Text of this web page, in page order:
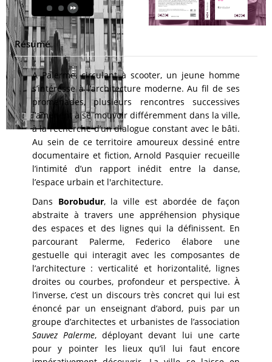
Résumé
A Palerme, circulant à scooter, un jeune homme
s’intéresse à l’architecture moderne. Au fil de ses
promenades, plusieurs rencontres successives
l’amènent à se mouvoir différemment dans la ville,
à la recherche d’un dialogue constant avec le bâti.
Au sein de ce territoire amoureux dessiné entre
documentaire et fiction, Arnold Pasquier recueille
l’intimité d’un rapport inédit entre la danse,
l’espace urbain et l'architecture.
Dans Borobudur, la ville est abordée de façon
abstraite à travers une appréhension physique
des espaces et des lignes qui la définissent. En
parcourant Palerme, Federico élabore une
gestuelle qui interagit avec les composantes de
l’architecture : verticalité et horizontalité, lignes
droites ou courbes, profondeur et perspective. À
l’inverse, c’est un discours très concret qui lui est
énoncé par un enseignant d’abord, puis par un
groupe d’architectes et urbanistes de l’association
Sauvez Palerme, déployant devant lui une carte
pour y pointer les lieux qu’il lui faut encore